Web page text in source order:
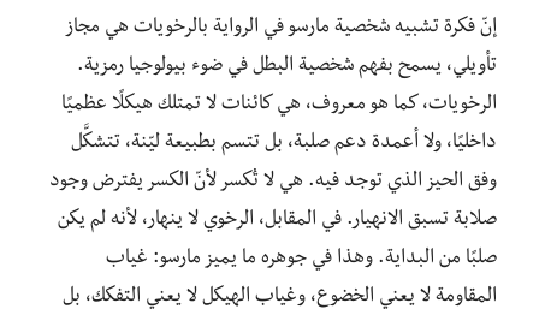
إنّ فكرة تشبيه شخصية مارسو في الرواية بالرخويات هي مجاز
تأويلي، يسمح بفهم شخصية البطل في ضوء بيولوجيا رمزية.
الرخويات، كما هو معروف، هي كائنات لا تمتلك هيكلًا عظميًا
داخليًا، ولا أعمدة دعم صلبة، بل تتسم بطبيعة ليّنة، تتشكَّل
وفق الحيز الذي توجد فيه. هي لا تُكسر لأنّ الكسر يفترض وجود
صلابة تسبق الانهيار. في المقابل، الرخوي لا ينهار، لأنه لم يكن
صلبًا من البداية. وهذا في جوهره ما يميز مارسو: غياب
المقاومة لا يعني الخضوع، وغياب الهيكل لا يعني التفكك، بل